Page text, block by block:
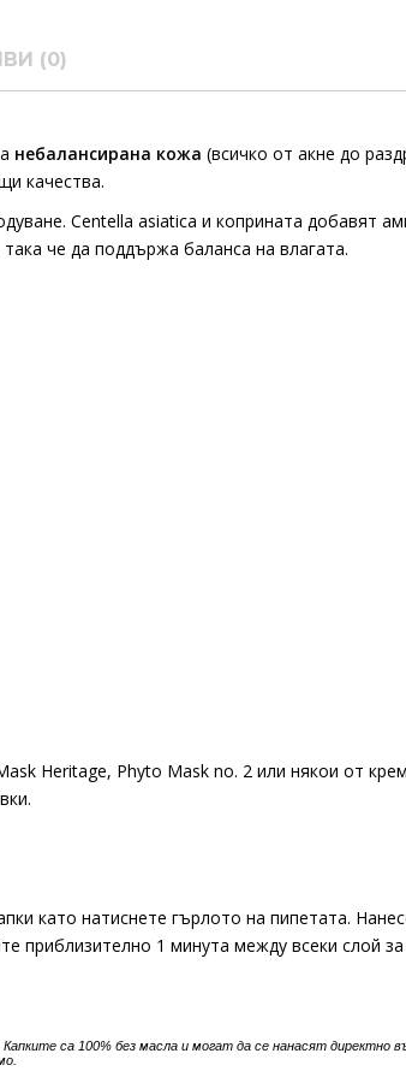
(0)
небалансирана кожа (всичко от акне до
качества.
Centella asiatica и коприната добавят
че да поддържа баланса на влагата.
Heritage, Phyto Mask no. 2 или някои от
като натиснете гърлото на пипетата.
приблизително 1 минута между всеки слой
са 100% без масла и могат да се нанасят директно